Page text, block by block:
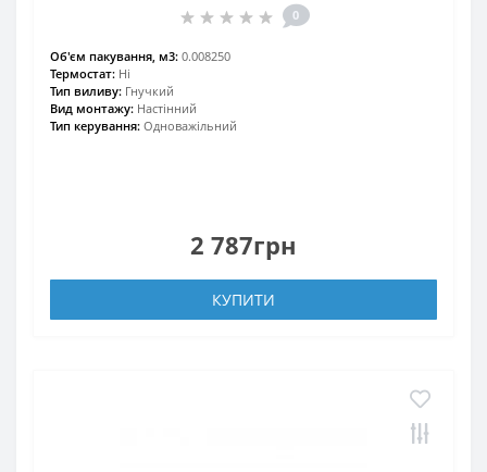
0
Об'єм пакування, м3: 0.008250
Термостат: Ні
Тип виливу: Гнучкий
Вид монтажу: Настінний
Тип керування: Одноважільний
2 787грн
КУПИТИ